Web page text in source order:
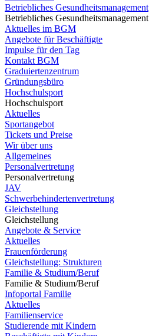
Betriebliches Gesundheitsmanagement
Betriebliches Gesundheitsmanagement
Aktuelles im BGM
Angebote für Beschäftigte
Impulse für den Tag
Kontakt BGM
Graduiertenzentrum
Gründungsbüro
Hochschulsport
Hochschulsport
Aktuelles
Sportangebot
Tickets und Preise
Wir über uns
Allgemeines
Personalvertretung
Personalvertretung
JAV
Schwerbehindertenvertretung
Gleichstellung
Gleichstellung
Angebote & Service
Aktuelles
Frauenförderung
Gleichstellung: Strukturen
Familie & Studium/Beruf
Familie & Studium/Beruf
Infoportal Familie
Aktuelles
Familienservice
Studierende mit Kindern